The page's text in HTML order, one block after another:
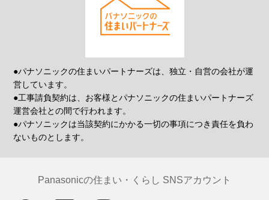
●パナソニックの住まいパートナーズは、独立・自営の会社が運
営しています。
●工事請負契約は、お客様とパナソニックの住まいパートナーズ
運営会社との間で行われます。
●パナソニックは当該契約にかかる一切の事項につき責任を負わ
ないものとします。
Panasonicの住まい・くらし SNSアカウント